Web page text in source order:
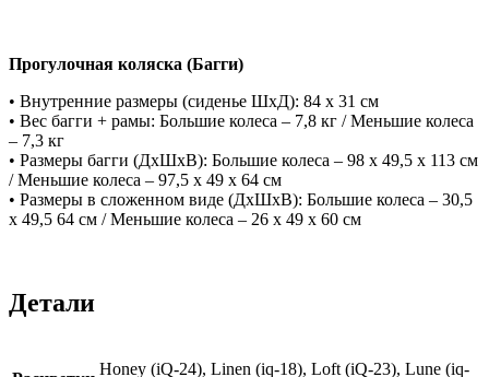
Прогулочная коляска (Багги)
• Внутренние размеры (сиденье ШxД): 84 х 31 см
• Вес багги + рамы: Большие колеса – 7,8 кг / Меньшие колеса
– 7,3 кг
• Размеры багги (ДхШхВ): Большие колеса – 98 х 49,5 х 113 см
/ Меньшие колеса – 97,5 х 49 х 64 см
• Размеры в сложенном виде (ДхШхВ): Большие колеса – 30,5
х 49,5 64 см / Меньшие колеса – 26 х 49 х 60 см
Детали
Honey (iQ-24), Linen (iq-18), Loft (iQ-23), Lune (iq-